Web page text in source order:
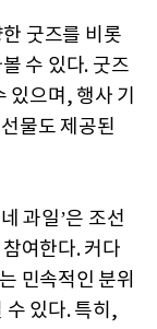
굿즈를 비롯
수 있다. 굿즈
있으며, 행사 기
물도 제공된
과일’은 조선
여한다. 커다
민속적인 분위
수 있다. 특히,